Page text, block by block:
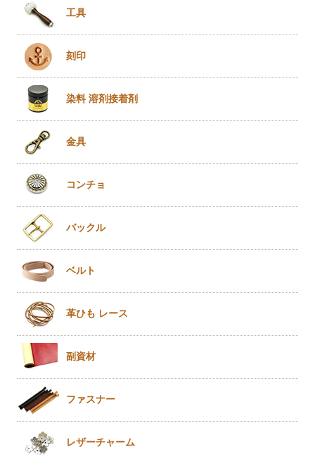
工具
刻印
染料 溶剤接着剤
金具
コンチョ
バックル
ベルト
革ひも レース
副資材
ファスナー
レザーチャーム